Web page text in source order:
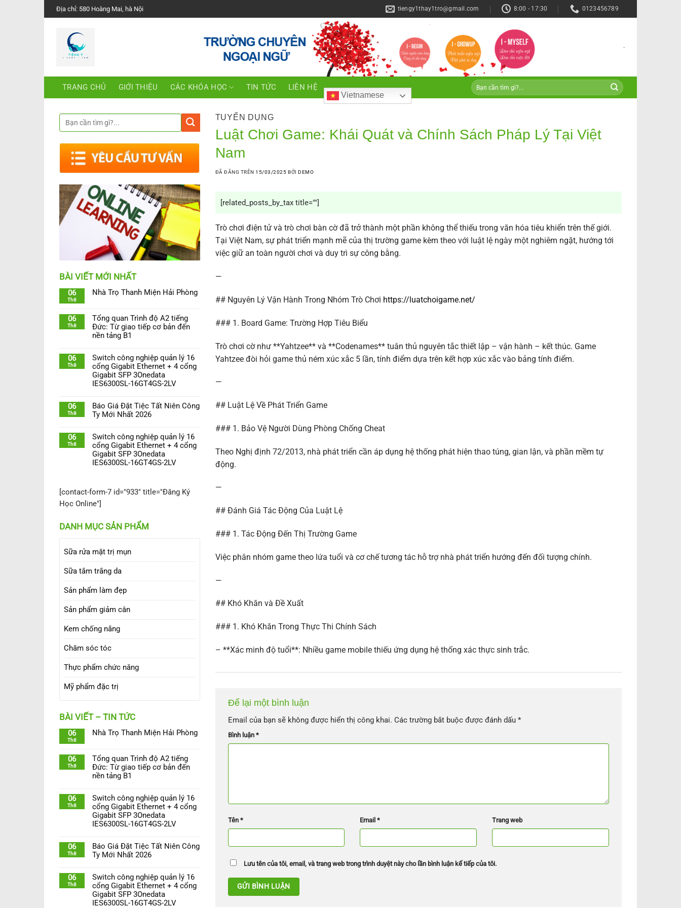
Chuyển
đến
Địa chỉ: 580 Hoàng Mai, hà Nội tiengy1thay1tro@gmail.com 8:00 - 17:30 0123456789
-
TRANG CHỦ GIỚI THIỆU CÁC KHÓA HỌC TIN TỨC LIÊN HỆ
Vietnamese
BÀI VIẾT MỚI NHẤT
06
Th8
Nhà Trọ Thanh Miện Hải Phòng
06
Th8
Tổng quan Trình độ A2 tiếng
Đức: Từ giao tiếp cơ bản đến
nền tảng B1
06
Th8
Switch công nghiệp quản lý 16
cổng Gigabit Ethernet + 4 cổng
Gigabit SFP 3Onedata
IES6300SL-16GT4GS-2LV
06
Th8
Báo Giá Đặt Tiệc Tất Niên Công
Ty Mới Nhất 2026
06
Th8
Switch công nghiệp quản lý 16
cổng Gigabit Ethernet + 4 cổng
Gigabit SFP 3Onedata
IES6300SL-16GT4GS-2LV
[contact-form-7 id="933" title="Đăng Ký
Học Online"]
DANH MỤC SẢN PHẨM
Sữa rửa mặt trị mụn
Sữa tắm trắng da
Sản phẩm làm đẹp
Sản phẩm giảm cân
Kem chống nắng
Chăm sóc tóc
Thực phẩm chức năng
Mỹ phẩm đặc trị
BÀI VIẾT – TIN TỨC
06
Th8
Nhà Trọ Thanh Miện Hải Phòng
06
Th8
Tổng quan Trình độ A2 tiếng
Đức: Từ giao tiếp cơ bản đến
nền tảng B1
06
Th8
Switch công nghiệp quản lý 16
cổng Gigabit Ethernet + 4 cổng
Gigabit SFP 3Onedata
IES6300SL-16GT4GS-2LV
06
Th8
Báo Giá Đặt Tiệc Tất Niên Công
Ty Mới Nhất 2026
06
Th8
Switch công nghiệp quản lý 16
cổng Gigabit Ethernet + 4 cổng
Gigabit SFP 3Onedata
IES6300SL-16GT4GS-2LV
TUYỂN DỤNG
Luật Chơi Game: Khái Quát và Chính Sách Pháp Lý Tại Việt
Nam
ĐÃ ĐĂNG TRÊN15/03/2025 BỞIDEMO
[related_posts_by_tax title=""]
Trò chơi điện tử và trò chơi bàn cờ đã trở thành một phần không thể thiếu trong văn hóa tiêu khiển trên thế giới.
Tại Việt Nam, sự phát triển mạnh mẽ của thị trường game kèm theo với luật lệ ngày một nghiêm ngặt, hướng tới
việc giữ an toàn người chơi và duy trì sự công bằng.
—
## Nguyên Lý Vận Hành Trong Nhóm Trò Chơi https://luatchoigame.net/
### 1. Board Game: Trường Hợp Tiêu Biểu
Trò chơi cờ như **Yahtzee** và **Codenames** tuân thủ nguyên tắc thiết lập – vận hành – kết thúc. Game
Yahtzee đòi hỏi game thủ ném xúc xắc 5 lần, tính điểm dựa trên kết hợp xúc xắc vào bảng tính điểm.
—
## Luật Lệ Về Phát Triển Game
### 1. Bảo Vệ Người Dùng Phòng Chống Cheat
Theo Nghị định 72/2013, nhà phát triển cần áp dụng hệ thống phát hiện thao túng, gian lận, và phần mềm tự
động.
—
## Đánh Giá Tác Động Của Luật Lệ
### 1. Tác Động Đến Thị Trường Game
Việc phân nhóm game theo lứa tuổi và cơ chế tương tác hỗ trợ nhà phát triển hướng đến đối tượng chính.
—
## Khó Khăn và Đề Xuất
### 1. Khó Khăn Trong Thực Thi Chính Sách
– **Xác minh độ tuổi**: Nhiều game mobile thiếu ứng dụng hệ thống xác thực sinh trắc.
Để lại một bình luận
Email của bạn sẽ không được hiển thị công khai. Các trường bắt buộc được đánh dấu *
Bình luận *
Tên * Email* Trang web
Lưu tên của tôi, email, và trang web trong trình duyệt này cho lần bình luận kế tiếp của tôi.